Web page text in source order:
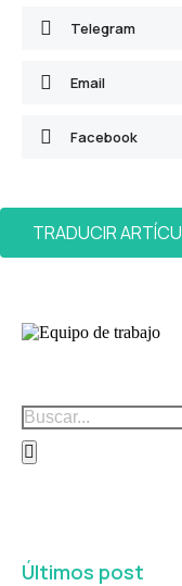
Telegram
Email
Facebook
TRADUCIR
Últimos post